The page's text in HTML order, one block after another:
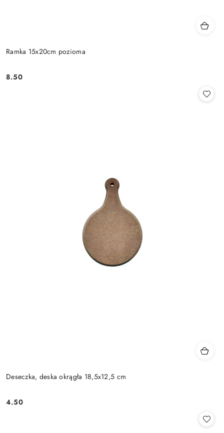
Ramka 15x20cm pozioma
Cena:
8.50
Deseczka, deska okrągła 18,5x12,5 cm
Cena:
4.50